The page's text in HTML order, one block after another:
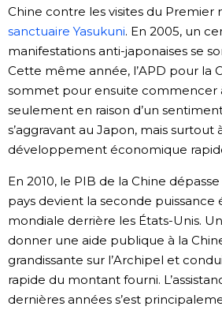
Chine contre les visites du Premier
sanctuaire Yasukuni. En 2005, un
manifestations anti-japonaises se
Cette même année, l’APD pour la
sommet pour ensuite commencer
seulement en raison d’un
s’aggravant au Japon, mais surtout
développement économique
En 2010, le PIB de la Chine
pays devient la seconde puissance
mondiale derrière les États-Unis.
donner une aide publique à la
grandissante sur l’Archipel et
rapide du montant fourni.
dernières années s’est